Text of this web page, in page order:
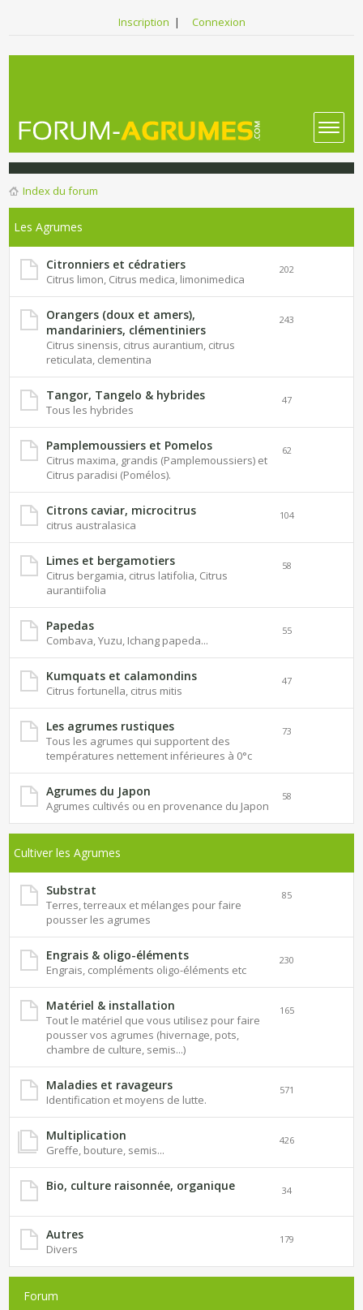
Inscription | Connexion
Index du forum
Les Agrumes
Citronniers et cédratiers
Citrus limon, Citrus medica, limonimedica
202
Orangers (doux et amers),
mandariniers, clémentiniers
Citrus sinensis, citrus aurantium, citrus
reticulata, clementina
243
Tangor, Tangelo & hybrides
Tous les hybrides
47
Pamplemoussiers et Pomelos
Citrus maxima, grandis (Pamplemoussiers) et
Citrus paradisi (Pomélos).
62
Citrons caviar, microcitrus
citrus australasica
104
Limes et bergamotiers
Citrus bergamia, citrus latifolia, Citrus
aurantiifolia
58
Papedas
Combava, Yuzu, Ichang papeda...
55
Kumquats et calamondins
Citrus fortunella, citrus mitis
47
Les agrumes rustiques
Tous les agrumes qui supportent des
températures nettement inférieures à 0°c
73
Agrumes du Japon
Agrumes cultivés ou en provenance du Japon
58
Cultiver les Agrumes
Substrat
Terres, terreaux et mélanges pour faire
pousser les agrumes
85
Engrais & oligo-éléments
Engrais, compléments oligo-éléments etc
230
Matériel & installation
Tout le matériel que vous utilisez pour faire
pousser vos agrumes (hivernage, pots,
chambre de culture, semis...)
165
Maladies et ravageurs
Identification et moyens de lutte.
571
Multiplication
Greffe, bouture, semis...
426
Bio, culture raisonnée, organique 34
Autres
Divers
179
Forum